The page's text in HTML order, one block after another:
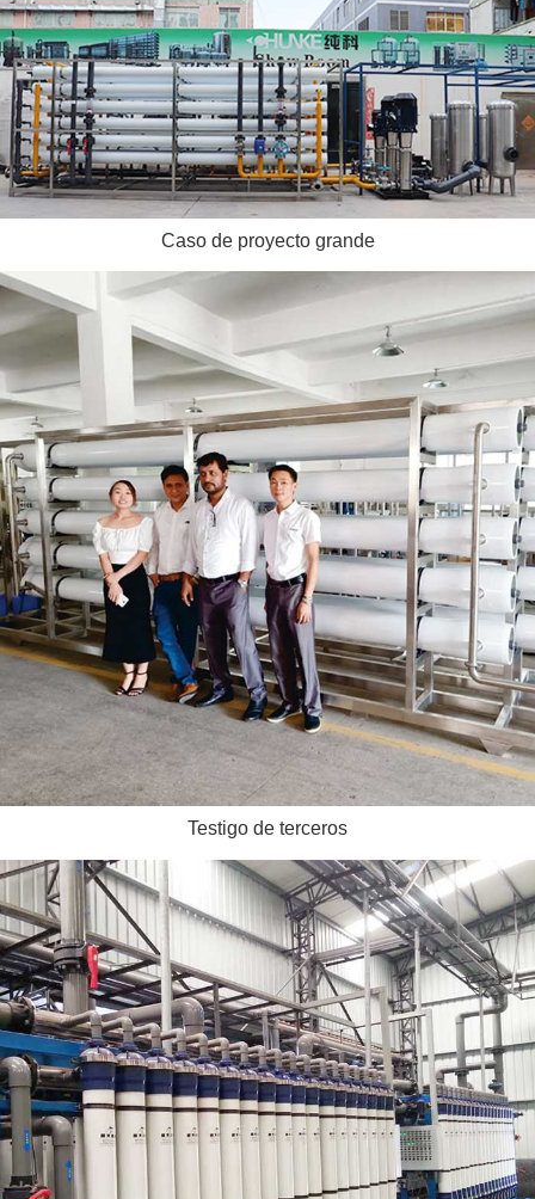
Caso de proyecto grande
Testigo de terceros